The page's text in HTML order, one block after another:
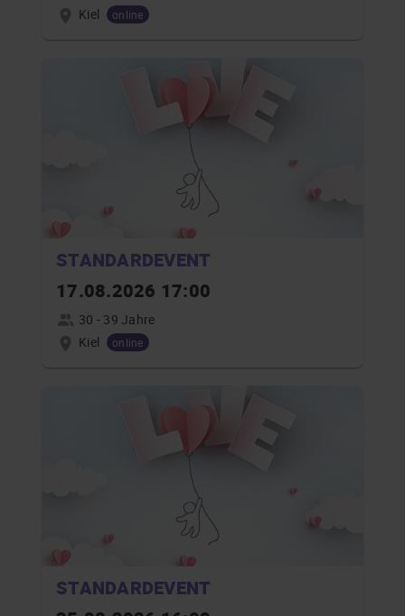
Kiel
online
STANDARDEVENT
17.08.2026 17:00
30 - 39 Jahre
Kiel
online
STANDARDEVENT